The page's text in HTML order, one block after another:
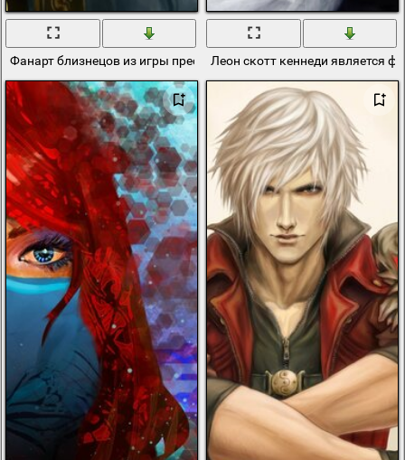
Фанарт близнецов из игры престоловЛеон скотт кеннеди является